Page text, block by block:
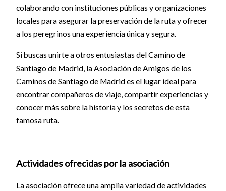
colaborando con instituciones públicas y organizaciones
locales para asegurar la preservación de la ruta y ofrecer
a los peregrinos una experiencia única y segura.
Si buscas unirte a otros entusiastas del Camino de
Santiago de Madrid, la Asociación de Amigos de los
Caminos de Santiago de Madrid es el lugar ideal para
encontrar compañeros de viaje, compartir experiencias y
conocer más sobre la historia y los secretos de esta
famosa ruta.
Actividades ofrecidas por la asociación
La asociación ofrece una amplia variedad de actividades